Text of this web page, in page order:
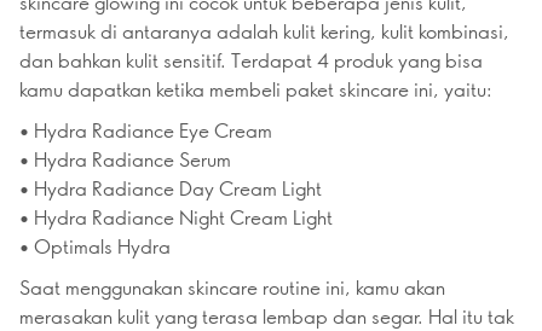
termasuk di antaranya adalah kulit kering, kulit kombinasi,
dan bahkan kulit sensitif. Terdapat 4 produk yang bisa
kamu dapatkan ketika membeli paket skincare ini, yaitu:
• Hydra Radiance Eye Cream
• Hydra Radiance Serum
• Hydra Radiance Day Cream Light
• Hydra Radiance Night Cream Light
• Optimals Hydra
Saat menggunakan skincare routine ini, kamu akan
merasakan kulit yang terasa lembap dan segar. Hal itu tak